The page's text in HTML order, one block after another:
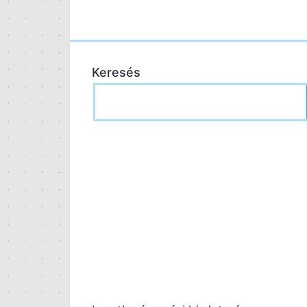
Keresés